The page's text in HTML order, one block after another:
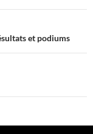
et podiums